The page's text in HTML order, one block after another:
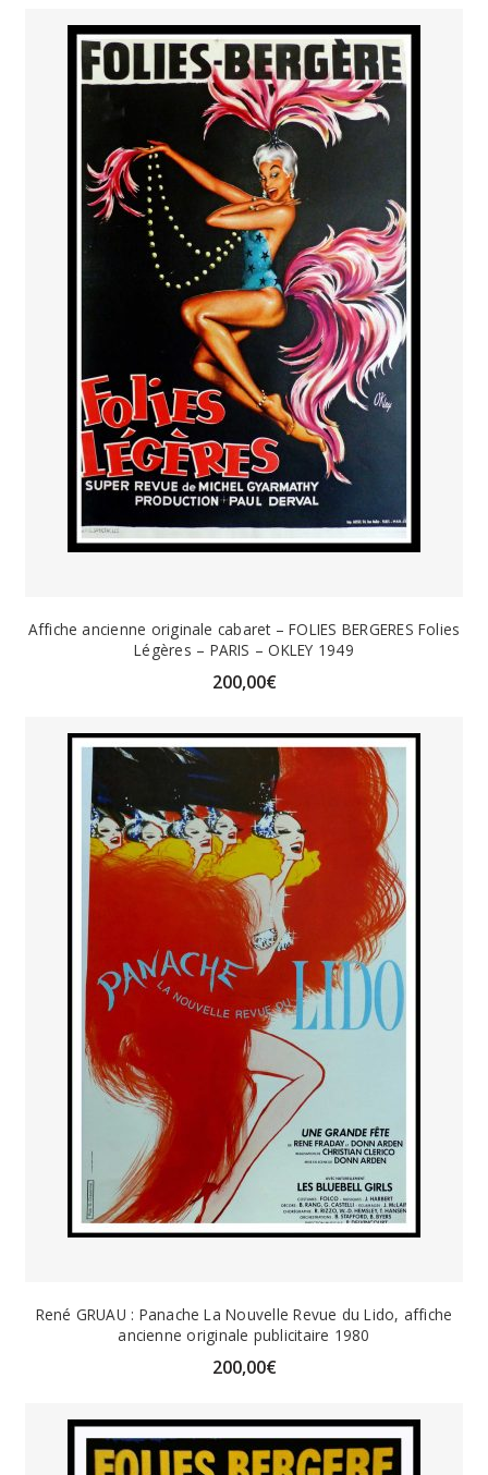
Affiche ancienne originale cabaret – FOLIES BERGERES Folies
Légères – PARIS – OKLEY 1949
200,00€
René GRUAU : Panache La Nouvelle Revue du Lido, affiche
ancienne originale publicitaire 1980
200,00€